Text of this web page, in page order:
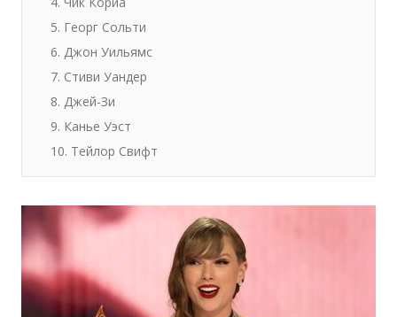
5. Георг Сольти
6. Джон Уильямс
7. Стиви Уандер
8. Джей-Зи
9. Канье Уэст
10. Тейлор Свифт